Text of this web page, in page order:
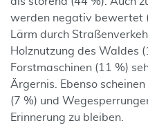
werden negativ bewertet
Lärm durch
Holznutzung des Waldes
Forstmaschinen (11 %)
Ärgernis. Ebenso
(7 %) und
Erinnerung zu bleiben.